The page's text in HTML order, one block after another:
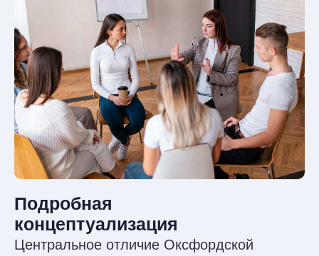
Живая карта клиента
Оксфордская концептуализация
учитывает биологические факторы,
модифицирующие и защитные
факторы, треггеры и критическое
событие в жизни клиента.
Но психотерапия не стоит на месте:
в Оксфорде разработали более детальную
концептуализацию и клинический фокус,
которые делают работу терапевта глубже
и эффективнее.